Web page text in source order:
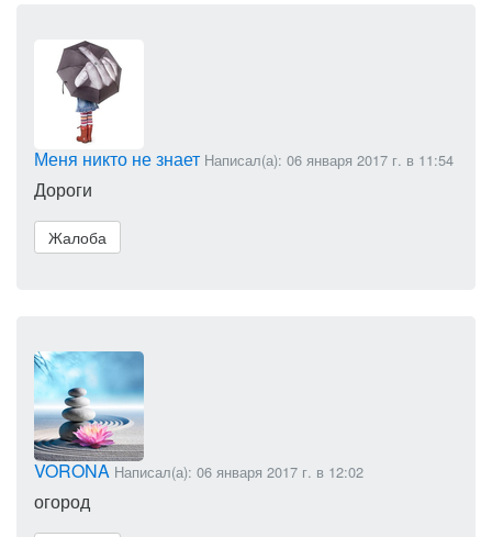
Меня никто не знает Написал(а): 06 января 2017 г. в 11:54
Дороги
Жалоба
VORONA Написал(а): 06 января 2017 г. в 12:02
огород